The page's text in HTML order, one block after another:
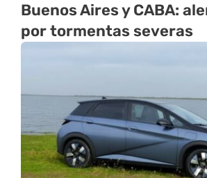
Buenos Aires y CABA:
por tormentas severas